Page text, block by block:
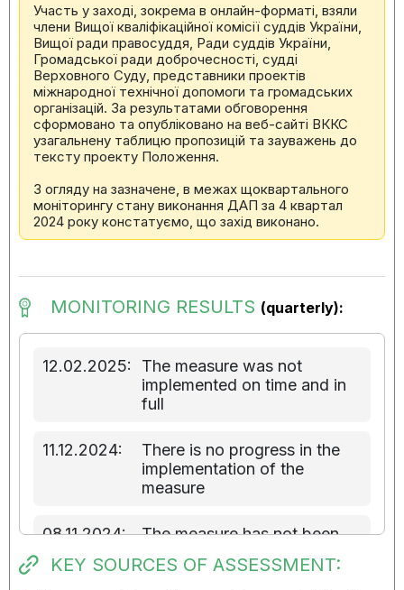
Участь у заході, зокрема в онлайн-форматі, взяли
члени Вищої кваліфікаційної комісії суддів України,
Вищої ради правосуддя, Ради суддів України,
Громадської ради доброчесності, судді
Верховного Суду, представники проектів
міжнародної технічної допомоги та громадських
організацій. За результатами обговорення
сформовано та опубліковано на веб-сайті ВККС
узагальнену таблицю пропозицій та зауважень до
тексту проекту Положення.
З огляду на зазначене, в межах щоквартального
моніторингу стану виконання ДАП за 4 квартал
2024 року констатуємо, що захід виконано.
MONITORING RESULTS (quarterly):
12.02.2025:
The measure was not
implemented on time and in
full
11.12.2024:
There is no progress in the
implementation of the
measure
08.11.2024:
The measure has not been
KEY SOURCES OF ASSESSMENT: